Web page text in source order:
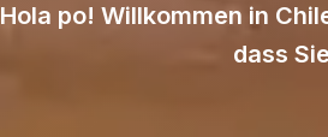
Hola po! Willkommen in
dass